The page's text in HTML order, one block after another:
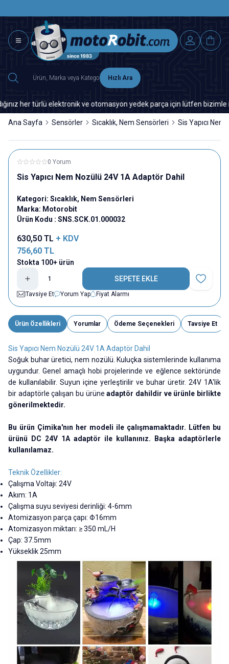
Hızlı Ara
her türlü elektronik ve otomasyon yedek parça için lütfen bizimle
Ana Sayfa Sensörler Sıcaklık, Nem Sensörleri Sis Yapıcı
0 Yorum
Sis Yapıcı Nem Nozülü 24V 1A Adaptör Dahil
Kategori: Sıcaklık, Nem Sensörleri
Marka: Motorobit
Ürün Kodu : SNS.SCK.01.000032
630,50 TL + KDV
756,60 TL
Stokta 100+ ürün
SEPETE EKLE
Favoriye
Tavsiye Et
Yorum Yap Fiyat Alarmı
Ürün Özellikleri Yorumlar Ödeme Seçenekleri Tavsiye Et
Sis Yapıcı Nem Nozülü 24V 1A Adaptör Dahil
Soğuk buhar üretici, nem nozülü. Kuluçka sistemlerinde kullanıma
uygundur. Genel amaçlı hobi projelerinde ve eğlence sektöründe
de kullanılabilir. Suyun içine yerleştirilir ve buhar üretir. 24V 1A'lik
bir adaptörle çalışan bu ürüneadaptör dahildir ve ürünle birlikte
gönerilmektedir.
Bu ürün Çimika'nın her modeli ile çalışmamaktadır. Lütfen bu
ürünü DC 24V 1A adaptör ile kullanınız. Başka adaptörlerle
kullanılamaz.
Teknik Özellikler:
Çalışma Voltajı: 24V
Akım: 1A
Çalışma suyu seviyesi derinliği: 4-6mm
Atomizasyon parça çapı: Φ16mm
Atomizasyon miktarı: ≥ 350 mL/H
Çap: 37.5mm
Yükseklik 25mm